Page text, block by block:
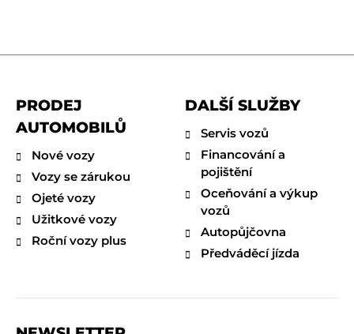
PRODEJ
AUTOMOBILŮ
Nové vozy
Vozy se zárukou
Ojeté vozy
Užitkové vozy
Roční vozy plus
DALŠÍ SLUŽBY
Servis vozů
Financování a
pojištění
Oceňování a výkup
vozů
Autopůjčovna
Předváděcí jízda